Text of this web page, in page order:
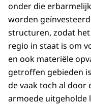
onder die
worden
structuren, zodat
regio in staat is om
en ook materiële
getroffen gebieden
de vaak toch al
armoede uitgeholde